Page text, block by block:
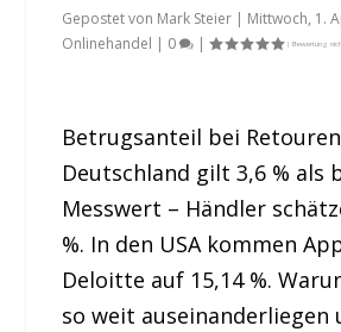
Gepostet von Mark Steier | Mittwoch, 1.
Onlinehandel | 0 |
Betrugsanteil bei
Deutschland gilt 3,6 % als
Messwert – Händler
%. In den USA kommen
Deloitte auf 15,14 %.
so weit auseinanderliegen